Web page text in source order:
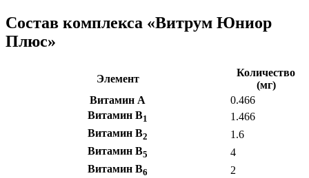
Состав комплекса «Витрум Юниор
Плюс»
Элемент
Количество
(мг)
Витамин А
0.466
Витамин B1
1.466
Витамин B2
1.6
Витамин B5
4
Витамин B6
2